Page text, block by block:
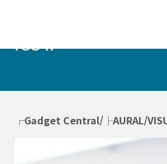
PUERCAELI ::
res ::
┌Gadget Central/├AURAL/